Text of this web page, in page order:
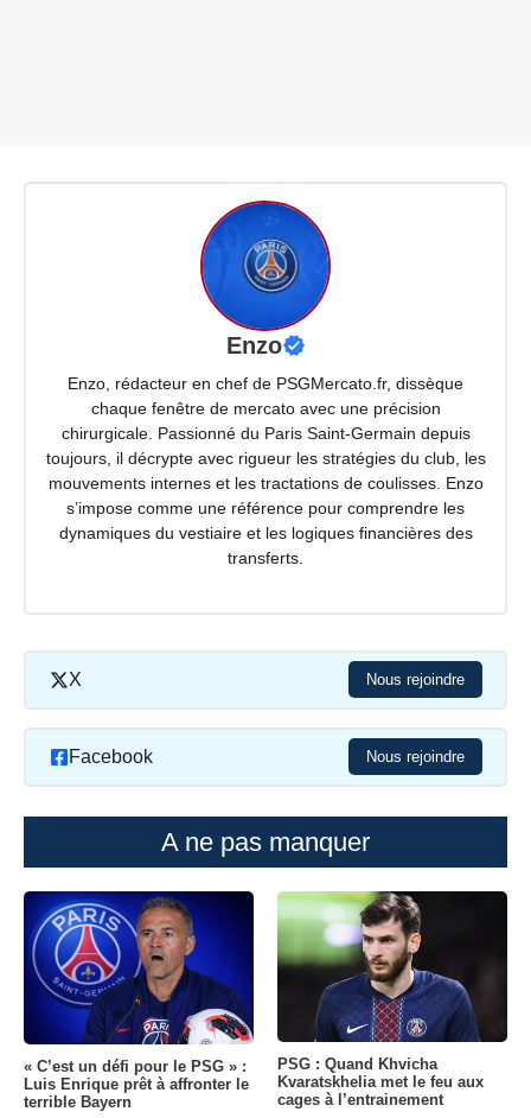
Enzo
Enzo, rédacteur en chef de PSGMercato.fr, dissèque
chaque fenêtre de mercato avec une précision
chirurgicale. Passionné du Paris Saint-Germain depuis
toujours, il décrypte avec rigueur les stratégies du club, les
mouvements internes et les tractations de coulisses. Enzo
s’impose comme une référence pour comprendre les
dynamiques du vestiaire et les logiques financières des
transferts.
X Nous rejoindre
Facebook Nous rejoindre
A ne pas manquer
« C’est un défi pour le PSG » :
Luis Enrique prêt à affronter le
terrible Bayern
PSG : Quand Khvicha
Kvaratskhelia met le feu aux
cages à l’entrainement